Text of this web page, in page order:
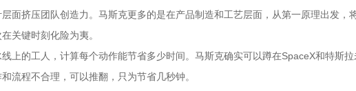
面挤压团队创造力。马斯克更多的是在产品制造和工艺层面，从第一原理出发，
关键时刻化险为夷。
上的工人，计算每个动作能节省多少时间。马斯克确实可以蹲在SpaceX和特斯拉
流程不合理，可以推翻，只为节省几秒钟。